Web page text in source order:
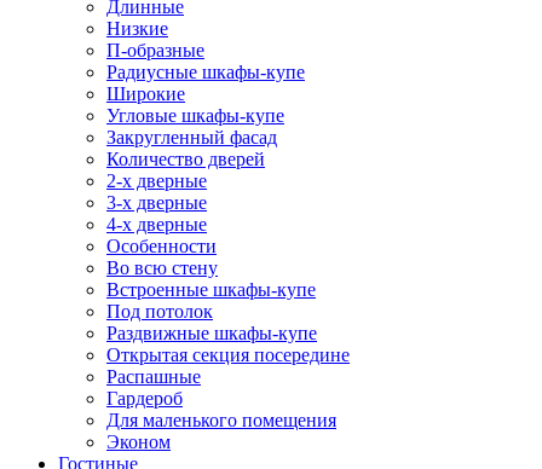
Длинные
Низкие
П-образные
Радиусные шкафы-купе
Широкие
Угловые шкафы-купе
Закругленный фасад
Количество дверей
2-х дверные
3-х дверные
4-х дверные
Особенности
Во всю стену
Встроенные шкафы-купе
Под потолок
Раздвижные шкафы-купе
Открытая секция посередине
Распашные
Гардероб
Для маленького помещения
Эконом
Гостиные